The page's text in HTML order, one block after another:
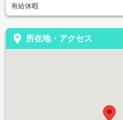
有給休暇
place 所在地・アクセス